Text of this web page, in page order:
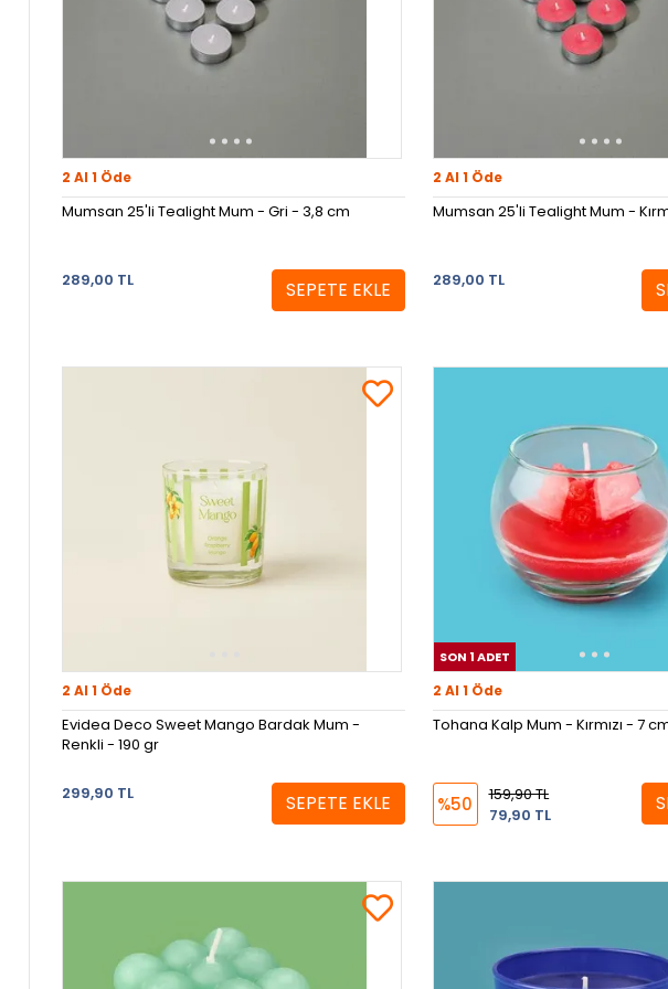
2 Al 1 Öde
Mumsan 25'li Tealight Mum - Gri - 3,8 cm
289,00 TL SEPETE EKLE
2 Al 1 Öde
Mumsan 25'li Tealight Mum -
289,00 TL
2 Al 1 Öde
Evidea Deco Sweet Mango Bardak Mum -
Renkli - 190 gr
299,90 TL SEPETE EKLE
SON 1 ADET
2 Al 1 Öde
Tohana Kalp Mum - Kırmızı - 7
%50
159,90 TL
79,90 TL